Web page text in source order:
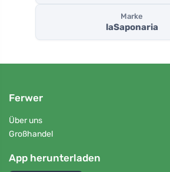
Marke
laSaponaria
Ferwer
Über uns
Großhandel
App herunterladen